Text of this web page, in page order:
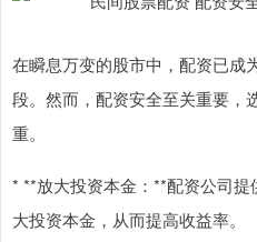
在瞬息万变的股市中，配资已成
段。然而，配资安全至关重要，
重。
* **放大投资本金：**配资公司
大投资本金，从而提高收益率。